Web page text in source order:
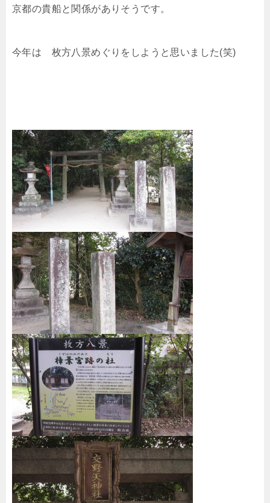
京都の貴船と関係がありそうです。
今年は 枚方八景めぐりをしようと思いました(笑)